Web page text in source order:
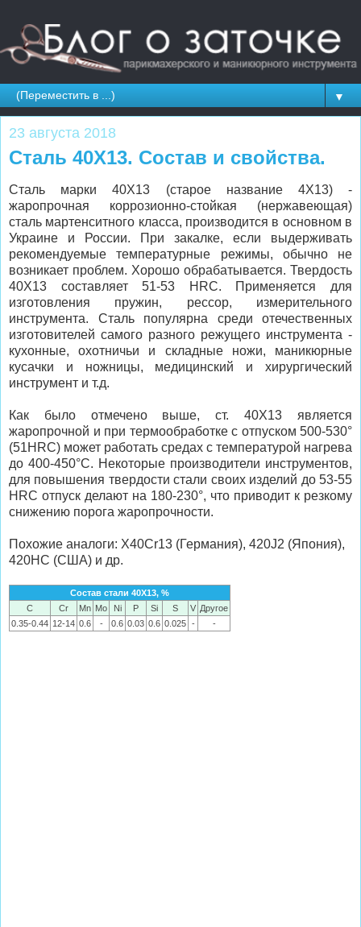
▼
23 августа 2018
Сталь 40Х13. Состав и свойства.
Сталь марки 40Х13 (старое название 4Х13) -
жаропрочная коррозионно-стойкая (нержавеющая)
сталь мартенситного класса, производится в основном в
Украине и России. При закалке, если выдерживать
рекомендуемые температурные режимы, обычно не
возникает проблем. Хорошо обрабатывается. Твердость
40Х13 составляет 51-53 HRC. Применяется для
изготовления пружин, рессор, измерительного
инструмента. Сталь популярна среди отечественных
изготовителей самого разного режущего инструмента -
кухонные, охотничьи и складные ножи, маникюрные
кусачки и ножницы, медицинский и хирургический
инструмент и т.д.
Как было отмечено выше, ст. 40Х13 является
жаропрочной и при термообработке с отпуском 500-530°
(51HRC) может работать средах с температурой нагрева
до 400-450°С. Некоторые производители инструментов,
для повышения твердости стали своих изделий до 53-55
HRC отпуск делают на 180-230°, что приводит к резкому
снижению порога жаропрочности.
Похожие аналоги: X40Cr13 (Германия), 420J2 (Япония),
420HC (США) и др.
Состав стали 40Х13, %
C
Cr Mn Mo Ni P Si S V Другое
0.35-0.44 12-14 0.6 - 0.6 0.03 0.6 0.025 - -